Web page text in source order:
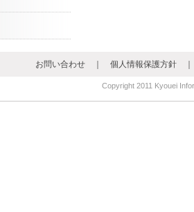
お問い合わせ｜ 個人情報保護方針
Copyright 2011 Kyouei